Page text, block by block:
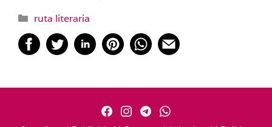
Categorías
ruta literaria